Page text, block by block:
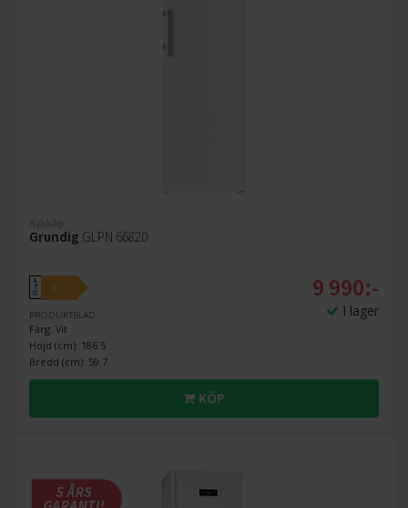
Kylskåp
Grundig GLPN 66820
A
↑
G
E
PRODUKTBLAD
Färg: Vit
Höjd (cm): 186.5
Bredd (cm): 59.7
9 990:-
I lager
KÖP